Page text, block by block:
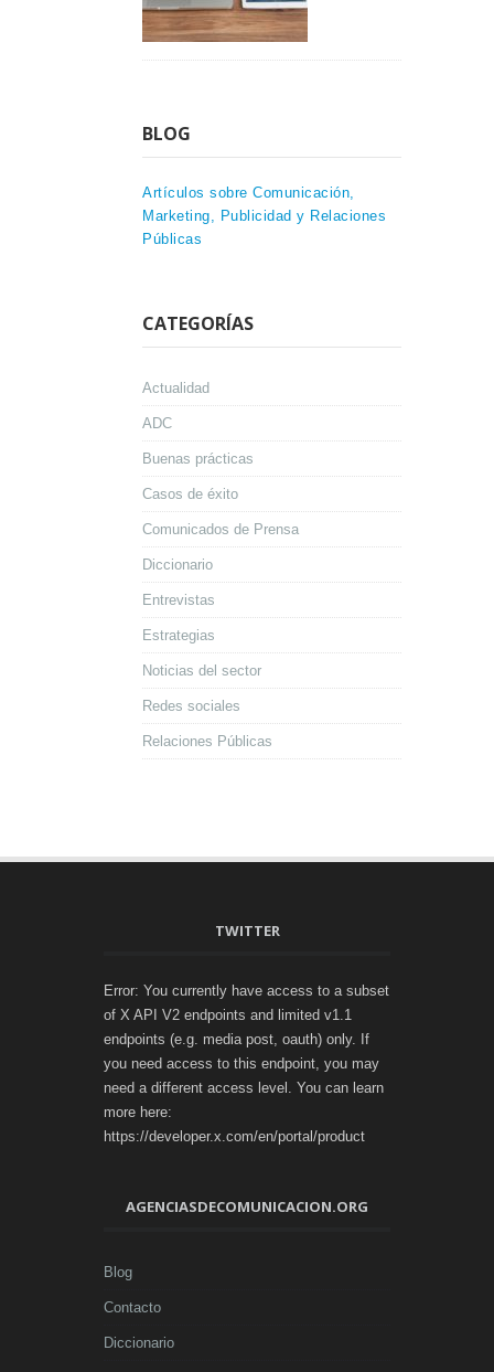
BLOG
Artículos sobre Comunicación,
Marketing, Publicidad y Relaciones
Públicas
CATEGORÍAS
Actualidad
ADC
Buenas prácticas
Casos de éxito
Comunicados de Prensa
Diccionario
Entrevistas
Estrategias
Noticias del sector
Redes sociales
Relaciones Públicas
TWITTER
Error: You currently have access to a subset
of X API V2 endpoints and limited v1.1
endpoints (e.g. media post, oauth) only. If
you need access to this endpoint, you may
need a different access level. You can learn
more here:
https://developer.x.com/en/portal/product
AGENCIASDECOMUNICACION.ORG
Blog
Contacto
Diccionario